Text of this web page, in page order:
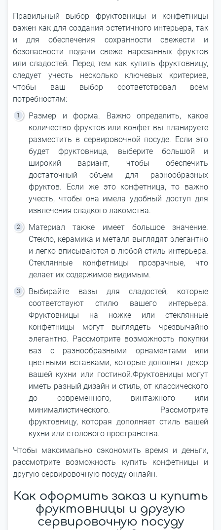
Правильный выбор фруктовницы и конфетницы
важен как для создания эстетичного интерьера, так
и для обеспечения сохранности свежести и
безопасности подачи свеже нарезанных фруктов
или сладостей. Перед тем как купить фруктовницу,
следует учесть несколько ключевых критериев,
чтобы ваш выбор соответствовал всем
потребностям:
Размер и форма. Важно определить, какое
количество фруктов или конфет вы планируете
разместить в сервировочной посуде. Если это
будет фруктовница, выберите большой и
широкий вариант, чтобы обеспечить
достаточный объем для разнообразных
фруктов. Если же это конфетница, то важно
учесть, чтобы она имела удобный доступ для
извлечения сладкого лакомства.
Материал также имеет большое значение.
Стекло, керамика и металл выглядят элегантно
и легко вписываются в любой стиль интерьера.
Стеклянные конфетницы прозрачные, что
делает их содержимое видимым.
Выбирайте вазы для сладостей, которые
соответствуют стилю вашего интерьера.
Фруктовницы на ножке или стеклянные
конфетницы могут выглядеть чрезвычайно
элегантно. Рассмотрите возможность покупки
ваз с разнообразными орнаментами или
цветными вставками, которые дополнят декор
вашей кухни или гостиной.Фруктовницы могут
иметь разный дизайн и стиль, от классического
до современного, винтажного или
минималистического. Рассмотрите
фруктовницу, которая дополняет стиль вашей
кухни или столового пространства.
Чтобы максимально сэкономить время и деньги,
рассмотрите возможность купить конфетницы и
другую сервировочную посуду онлайн.
Как оформить заказ и купить
фруктовницы и другую
сервировочную посуду